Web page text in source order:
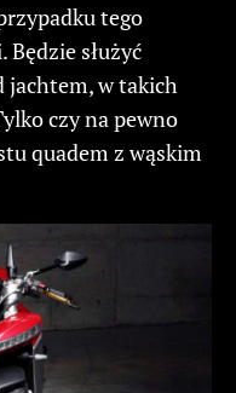
tego
służyć
jachtem, w takich
czy na pewno
quadem z wąskim